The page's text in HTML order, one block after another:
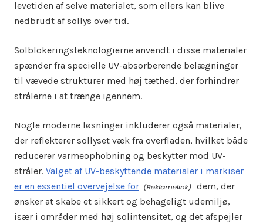
levetiden af selve materialet, som ellers kan blive
nedbrudt af sollys over tid.
Solblokeringsteknologierne anvendt i disse materialer
spænder fra specielle UV-absorberende belægninger
til vævede strukturer med høj tæthed, der forhindrer
strålerne i at trænge igennem.
Nogle moderne løsninger inkluderer også materialer,
der reflekterer sollyset væk fra overfladen, hvilket både
reducerer varmeophobning og beskytter mod UV-
stråler. Valget af UV-beskyttende materialer i markiser
er en essentiel overvejelse for
dem, der
ønsker at skabe et sikkert og behageligt udemiljø,
især i områder med høj solintensitet, og det afspejler